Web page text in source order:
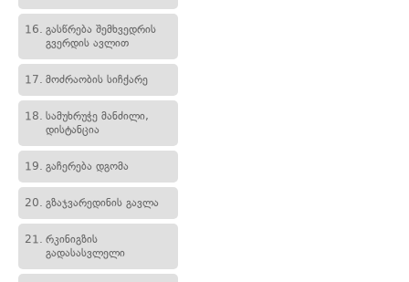
16. გასწრება შემხვედრის
გვერდის ავლით
17. მოძრაობის სიჩქარე
18. სამუხრუჭე მანძილი,
დისტანცია
19. გაჩერება დგომა
20. გზაჯვარედინის გავლა
21. რკინიგზის
გადასასვლელი